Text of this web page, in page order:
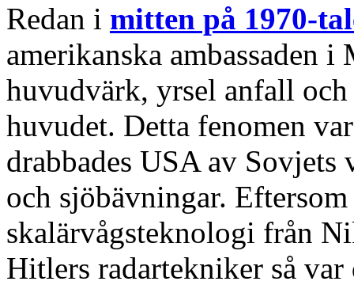
Redan i mitten på 1970-
amerikanska ambassaden
huvudvärk, yrsel anfall
huvudet. Detta fenomen
drabbades USA av Sovjets
och sjöbävningar.
skalärvågsteknologi från
Hitlers radartekniker så